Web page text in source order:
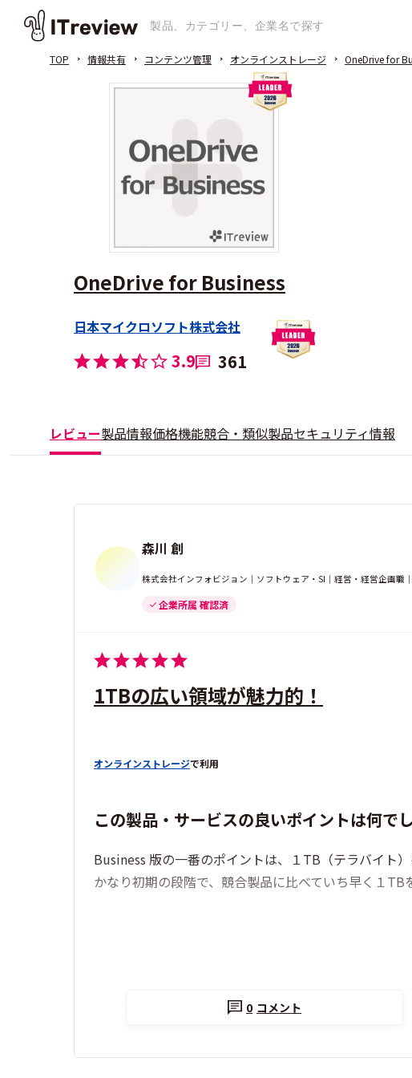
TOP 情報共有 コンテンツ管理 オンラインストレージ OneDrive for
OneDrive for Business
日本マイクロソフト株式会社
3.9 361
レビュー製品情報価格機能競合・類似製品セキュリティ情報
森川 創
株式会社インフォビジョン｜ソフトウェア・SI｜経営・経営企画職
企業所属 確認済
1TBの広い領域が魅力的！
オンラインストレージで利用
この製品・サービスの良いポイントは何で
Business 版の一番のポイントは、１TB（テラバイト
かなり初期の段階で、競合製品に比べていち早く１TB
0 コメント